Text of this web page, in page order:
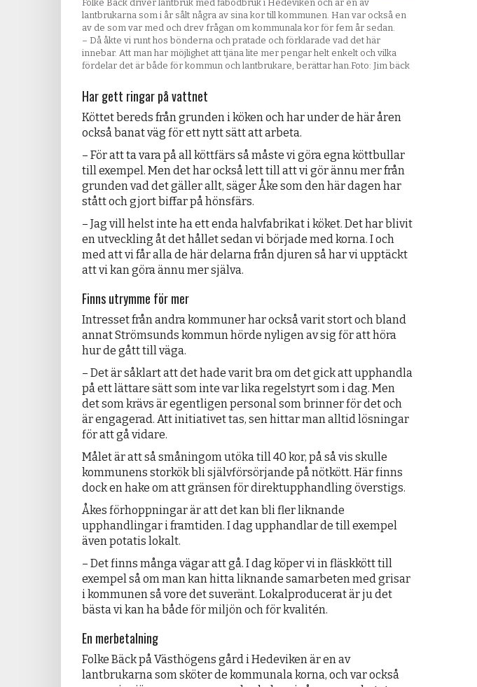
Folke Bäck driver lantbruk med fäbodbruk i Hedeviken och är en av
lantbrukarna som i år sålt några av sina kor till kommunen. Han var också en
av de som var med och drev frågan om kommunala kor för fem år sedan.
– Då åkte vi runt hos bönderna och pratade och förklarade vad det här
innebar. Att man har möjlighet att tjäna lite mer pengar helt enkelt och vilka
fördelar det är både för kommun och lantbrukare, berättar han.Foto: Jim bäck
Har gett ringar på vattnet
Köttet bereds från grunden i köken och har under de här åren
också banat väg för ett nytt sätt att arbeta.
– För att ta vara på all köttfärs så måste vi göra egna köttbullar
till exempel. Men det har också lett till att vi gör ännu mer från
grunden vad det gäller allt, säger Åke som den här dagen har
stått och gjort biffar på hönsfärs.
– Jag vill helst inte ha ett enda halvfabrikat i köket. Det har blivit
en utveckling åt det hållet sedan vi började med korna. I och
med att vi får alla de här delarna från djuren så har vi upptäckt
att vi kan göra ännu mer själva.
Finns utrymme för mer
Intresset från andra kommuner har också varit stort och bland
annat Strömsunds kommun hörde nyligen av sig för att höra
hur de gått till väga.
– Det är såklart att det hade varit bra om det gick att upphandla
på ett lättare sätt som inte var lika regelstyrt som i dag. Men
det som krävs är egentligen personal som brinner för det och
är engagerad. Att initiativet tas, sen hittar man alltid lösningar
för att gå vidare.
Målet är att så småningom utöka till 40 kor, på så vis skulle
kommunens storkök bli självförsörjande på nötkött. Här finns
dock en hake om att gränsen för direktupphandling överstigs.
Åkes förhoppningar är att det kan bli fler liknande
upphandlingar i framtiden. I dag upphandlar de till exempel
även potatis lokalt.
– Det finns många vägar att gå. I dag köper vi in fläskkött till
exempel så om man kan hitta liknande samarbeten med grisar
i kommunen så vore det suveränt. Lokalproducerat är ju det
bästa vi kan ha både för miljön och för kvalitén.
En merbetalning
Folke Bäck på Västhögens gård i Hedeviken är en av
lantbrukarna som sköter de kommunala korna, och var också